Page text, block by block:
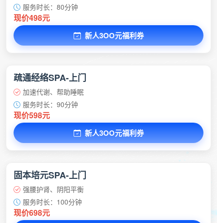
服务时长：80分钟
现价498元
新人3OO元福利券
疏通经络SPA-上门
加速代谢、帮助睡眠
服务时长：90分钟
现价598元
新人3OO元福利券
固本培元SPA-上门
强腰护肾、阴阳平衡
服务时长：100分钟
现价698元